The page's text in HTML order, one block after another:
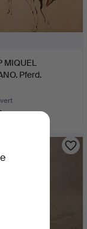
MIQUEL
Pferd.